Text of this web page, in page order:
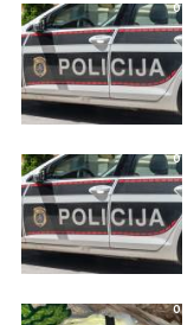
0
0
0